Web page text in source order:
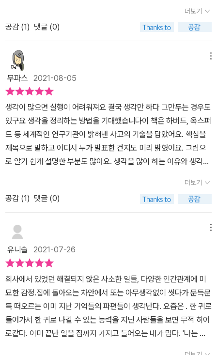
하며, 결정을내리고 직접 행동으로 옮겨 고민을 해결하려 노력한 사
람이 그렇지 않은 사람보다 6개월 뒤 행복도가 더높았다는 연구 결과
또한 함께 들려준다. 지금 다니는 회사를 그만 둘까 말까. 이 학교를
선택할까 저 학교를 선택할까. 사실 이런 고민들은 어떤것을 선택해
도 예상만큼 행복감이 크게 차이 나지 않았던 것이다. 고민 앞에서 결
정하고 행동을 시작했다면말이다. 흥미로운 연구들을 잔뜩 소개하기
때문에 매우 재미있게 읽혔던 책이다. 평소 지나치게 많은 생각 때문
에 힘들었던 사람이라면 이 책의 내용이 도움이 될 것 같다. 적당히 생
각하고 효율적인 판단을 내리는 방법을 알고 싶은 이라면 이 책 <나
는왜 생각이 많을까>를 읽어 보길 추천한다.이글은 출판사로부터 도
서만을 무상으로 제공받아 작성한 리뷰입니다.
정의 40%는 절대 일어나지 않고 30%는 이미 벌어졌고 22%는 아
주 사소한 것이고 4%는 바꿀 수 없고 단지 남은 4%만이 우리가 대
쓸데없다. Ernie J. Zelinski 《느리게 사는 즐거움》 中‘ 이러하듯 쓸
모없는 걱정에 대한 속담이나 글은 너무나 많다. 그럼 왜 이렇게 나는
생각이 많을까? 생각이 많다는 것은 그만큼 행동력이 적어짐을 의미
한다. “생각을 적게 해야 행동력과 행복감이 커져 일과 인생에 좋은
영향을 준다’로 정리할 수 있다. 현명한 사람일수록 단순하게 생각한
다. 정확하게 사람의 행동 패턴을 정의하는 말이라 할 수 있다.운동과
피로, 습관과 의욕, 웃음, 노래, 산림욕 등 실천 가능한 핵심적인 방법
들을 근거를 들어 설명하고 있다. 끓는 냄비의 불을 끄지 않으면 냄비
의 물을 넘쳐버리고 만다. 이렇듯 이 모든 것의 종착역은 질 좋은 수면
다 더 좋은 보약은 없다고 말한다. 특히나 이런 포인트 부분을 하이라
이터로 표시한 편집은 정말 좋았다. 눈에 바로바로 들어온다.책의 내
용 중 가장 큰 효과를 줄 수 있는 두 가지를 적어보고자 한다.18 페이
스북을 끊으면 행복해진다. 사람은 사회비교를 하는 동물이다. 즉, 주
변을 관찰해 자신이 있는 위치를 명확히 하려 한다. 이런 성향이 강한
사람일수록 SNS를 자주 사용하면 지나친 비교로 인해 감정이 흐트
러지거나 피로감을 느낄 수 있다. 내 글에 좋아요! 언제 누르지? 왜 관
심을 안 가지지? 내가 실수했나? 등등 모든 고민의 근원지가 SNS라
고 생각한다. 어떤 목적을 가지고 하는 행위보다는 없는 고민을 만드
는 행위라고 생각한다.40 일단 숲으로 가라! 보고에 따르면 일주일에
120분 이상 자연을 접한 사람은 심신이 건강한 상태였다고 한다. 생
로병사의 비밀에 따르면 굳이 멀리 산까지 가지 않아도, 도심 속 소공
해 얻은 지식을 다수의 일반서와 비즈니스서로 펴냈다. 잡지와 WEB
에도 많은 글을 연재했다. TV 프로그램 ‘와이드! 스크램블’의 고정 패
널이었으며, ‘세상에서 제일 받고 싶은 수업’에도 출연하는 등 다방면
에서 활동하고 있다. 주요 저서로는 과학적으로 건강해지는 방법 모
았습니다 (분쿄샤文響社), 공저로는 특정인 밖에 사귈 수 없는 것은
결국 당신의 마음이 식었기 때문이다 (크로스 미디어 퍼블리싱) 등이
있다.블로그 HTTPS://BLOG.NAVER.COM/FEW24인스타그램
@RAON_BOOK_TEACHER역자 : 윤지나한국외국어대학교 통번
역대학원 한일과를 졸업 후 통번역사로 활동 중이다. 옮긴 책으로 『원
인과 결과의 경제학』 『탄수화물이 인유를 멸망시킨다』 『야근 없는 회
사가 정답이다』 『교양 없는 이야기』 『디톡스 워터 레시피』 『그 운동,
독이 됩니다』 『가진 돈은 몽땅 써라』 『자녀교육 베스트 100』 등이 있
고, 지은 책으로는 『초보번역사들이 꼭 알아야 할 7가지』 『처음부터
실패 없는 일본어 번역』이 있다.[인터넷 교보문고 제공]​​ ​지나치게 많
삶을 지향하면서도머리로는 방향점을 잘 찾아가지 못하는 걸 알기에
좀 더 최적화할 수 있는 구체적인 방법들을책을 통해 살펴보고자 한
다.현대 사회에서는 인간관계의 이해득실을 따지는 경우가 많아 '관
계를 유지하면 도움받을 일이 있을 거야'라는생각에 만남을 이어가거
나 허세나 체면 때문에 만남을 유지하는 관계도 있다.억지로 이어가
는 인간관계는 의미가 없을 뿐더러 행복도를 떨어뜨리기도 한다.그러
니 괜한 데 신경 쓰지 말고 긍정적인 친구와 함께 지내면서스스로도
긍정적인 태도를 갖출 수 있게 노력하고 만족할 만한 인간관게를 만
더보기
공감 (1) 댓글 (0)
무파스 2021-08-05
생각이 많으면 실행이 어려워져요 결국 생각만 하다 그만두는 경우도
있구요 생각을 정리하는 방법을 기대했습니다이 책은 하버드, 옥스퍼
드 등 세계적인 연구기관이 밝혀낸 사고의 기술을 담았어요. 핵심을
제목으로 말하고 어디서 누가 발표한 건지도 미리 밝혔어요. 그림으
로 알기 쉽게 설명한 부분도 많아요. 생각을 많이 하는 이유와 생각을
니다. 생산성을 높이는 습관을 알려주고 기분 전환에 좋은 팁도 있어
요. 연구 내용에 자세한 예시도 있습니다.두루뭉술하게 기억하면 빠
른 판단을 내릴 수 있다뇌의 용량에는 한계가 있다. 더 중요한 것을 판
단하기 위해서는 뇌의 용량을 비우는 것이 좋은데 이때 세세한 내용
비슷한 사건을 축적해 패턴화하거나 법칙화해서 자연스럽게 우선순
위를 정해 주는 것이다 p.62-63긍정적으로 생각하려다 수렁에 빠지
기도 합니다. 부정적인 사람에게 긍정적인 이야기를 하면 역효과가
나요. 이럴때는 객관적으로 자신의 상태를 인식하고 의식을 다른 곳
으로 돌리는 행동이 긍정적 사고로 가는 방법이 됩니다.혈류가 빨라
진 사람들에게 지금보다 더 긍정적으로 생각하세요라고 지시했지만
혈류가 완만해지기는커녕 오히려 더 빨라졌다. 이를 백파이어 효과라
고 하는데 가지고 있던 정보를 수정하려다 오히려 그 정보의 부정적
더보기
공감 (1) 댓글 (0)
유니솔 2021-07-26
회사에서 있었던 해결되지 않은 사소한 일들, 다양한 인간관계에 미
묘한 감정.집에 돌아오는 차안에서 또는 아무생각없이 씻다가 문득문
득 떠오르는 이미 지난 기억들의 파편들이 생각난다. 요즘은 . 한 귀로
들어가서 한 귀로 나갈 수 있는 능력을 지닌 사람들을 보면 무적 히어
로같다. 이미 끝난 일을 집까지 가지고 들어오는 내가 밉다. '나는 왜